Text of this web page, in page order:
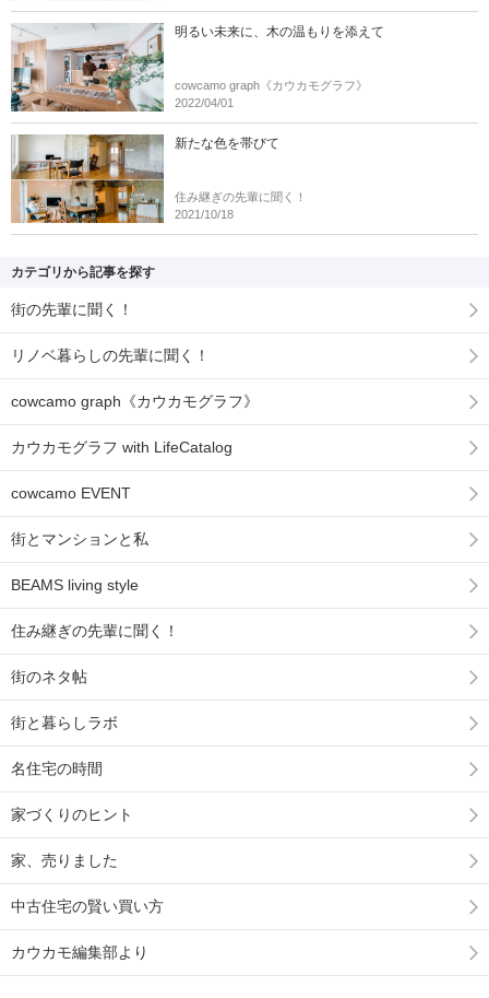
明るい未来に、木の温もりを添えて
cowcamo graph《カウカモグラフ》
2022/04/01
新たな色を帯びて
住み継ぎの先輩に聞く！
2021/10/18
カテゴリから記事を探す
街の先輩に聞く！
リノベ暮らしの先輩に聞く！
cowcamo graph《カウカモグラフ》
カウカモグラフ with LifeCatalog
cowcamo EVENT
街とマンションと私
BEAMS living style
住み継ぎの先輩に聞く！
街のネタ帖
街と暮らしラボ
名住宅の時間
家づくりのヒント
家、売りました
中古住宅の賢い買い方
カウカモ編集部より